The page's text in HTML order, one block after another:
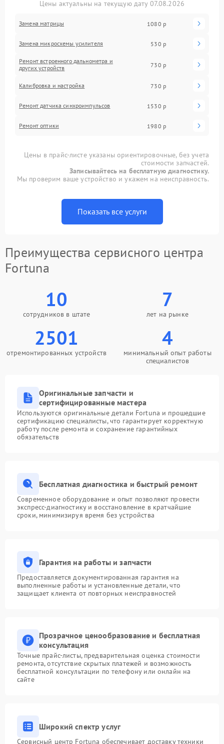
Цены актуальны на текущую дату 07.08.2026
Замена матрицы 1080 р
Замена микросхемы усилителя 530 р
Ремонт встроенного дальнометра и
других устройств
730 р
Калибровка и настройка 730 р
Ремонт датчика синхроимпульсов 1530 р
Ремонт оптики 1980 р
Цены в прайс-листе указаны ориентировочные, без учета
стоимости запчастей.
Записывайтесь на бесплатную диагностику.
Мы проверим ваше устройство и укажем на неисправность.
Показать все услуги
Преимущества сервисного центра
Fortuna
10
сотрудников в штате
7
лет на рынке
2501
отремонтированных устройств
4
минимальный опыт работы
специалистов
Оригинальные запчасти и
сертифицированные мастера
Используются оригинальные детали Fortuna и прошедшие
сертификацию специалисты, что гарантирует корректную
работу после ремонта и сохранение гарантийных
обязательств
Бесплатная диагностика и быстрый ремонт
Современное оборудование и опыт позволяют провести
экспресс-диагностику и восстановление в кратчайшие
сроки, минимизируя время без устройства
Гарантия на работы и запчасти
Предоставляется документированная гарантия на
выполненные работы и установленные детали, что
защищает клиента от повторных неисправностей
Прозрачное ценообразование и бесплатная
консультация
Точные прайс-листы, предварительная оценка стоимости
ремонта, отсутствие скрытых платежей и возможность
бесплатной консультации по телефону или онлайн на
сайте
Широкий спектр услуг
Сервисный центр Fortuna обеспечивает доставку техники